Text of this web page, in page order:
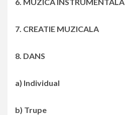
7. CREATIE MUZICALA
8. DANS
a) Individual
b) Trupe